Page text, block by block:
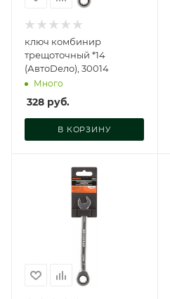
ключ комбинир
трещоточный *14
(АвтоDело), 30014
Много
328 руб.
В КОРЗИНУ